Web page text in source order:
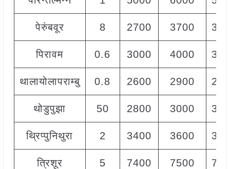
पेरुंबवूर 8 2700 3700
पिरावम 0.6 3000 4000
थालायोलापराम्बु 0.8 2600 2900
थोडुपुझा 50 2800 3000
थ्रिप्पुनिथुरा 2 3400 3600
त्रिशूर 5 7400 7500